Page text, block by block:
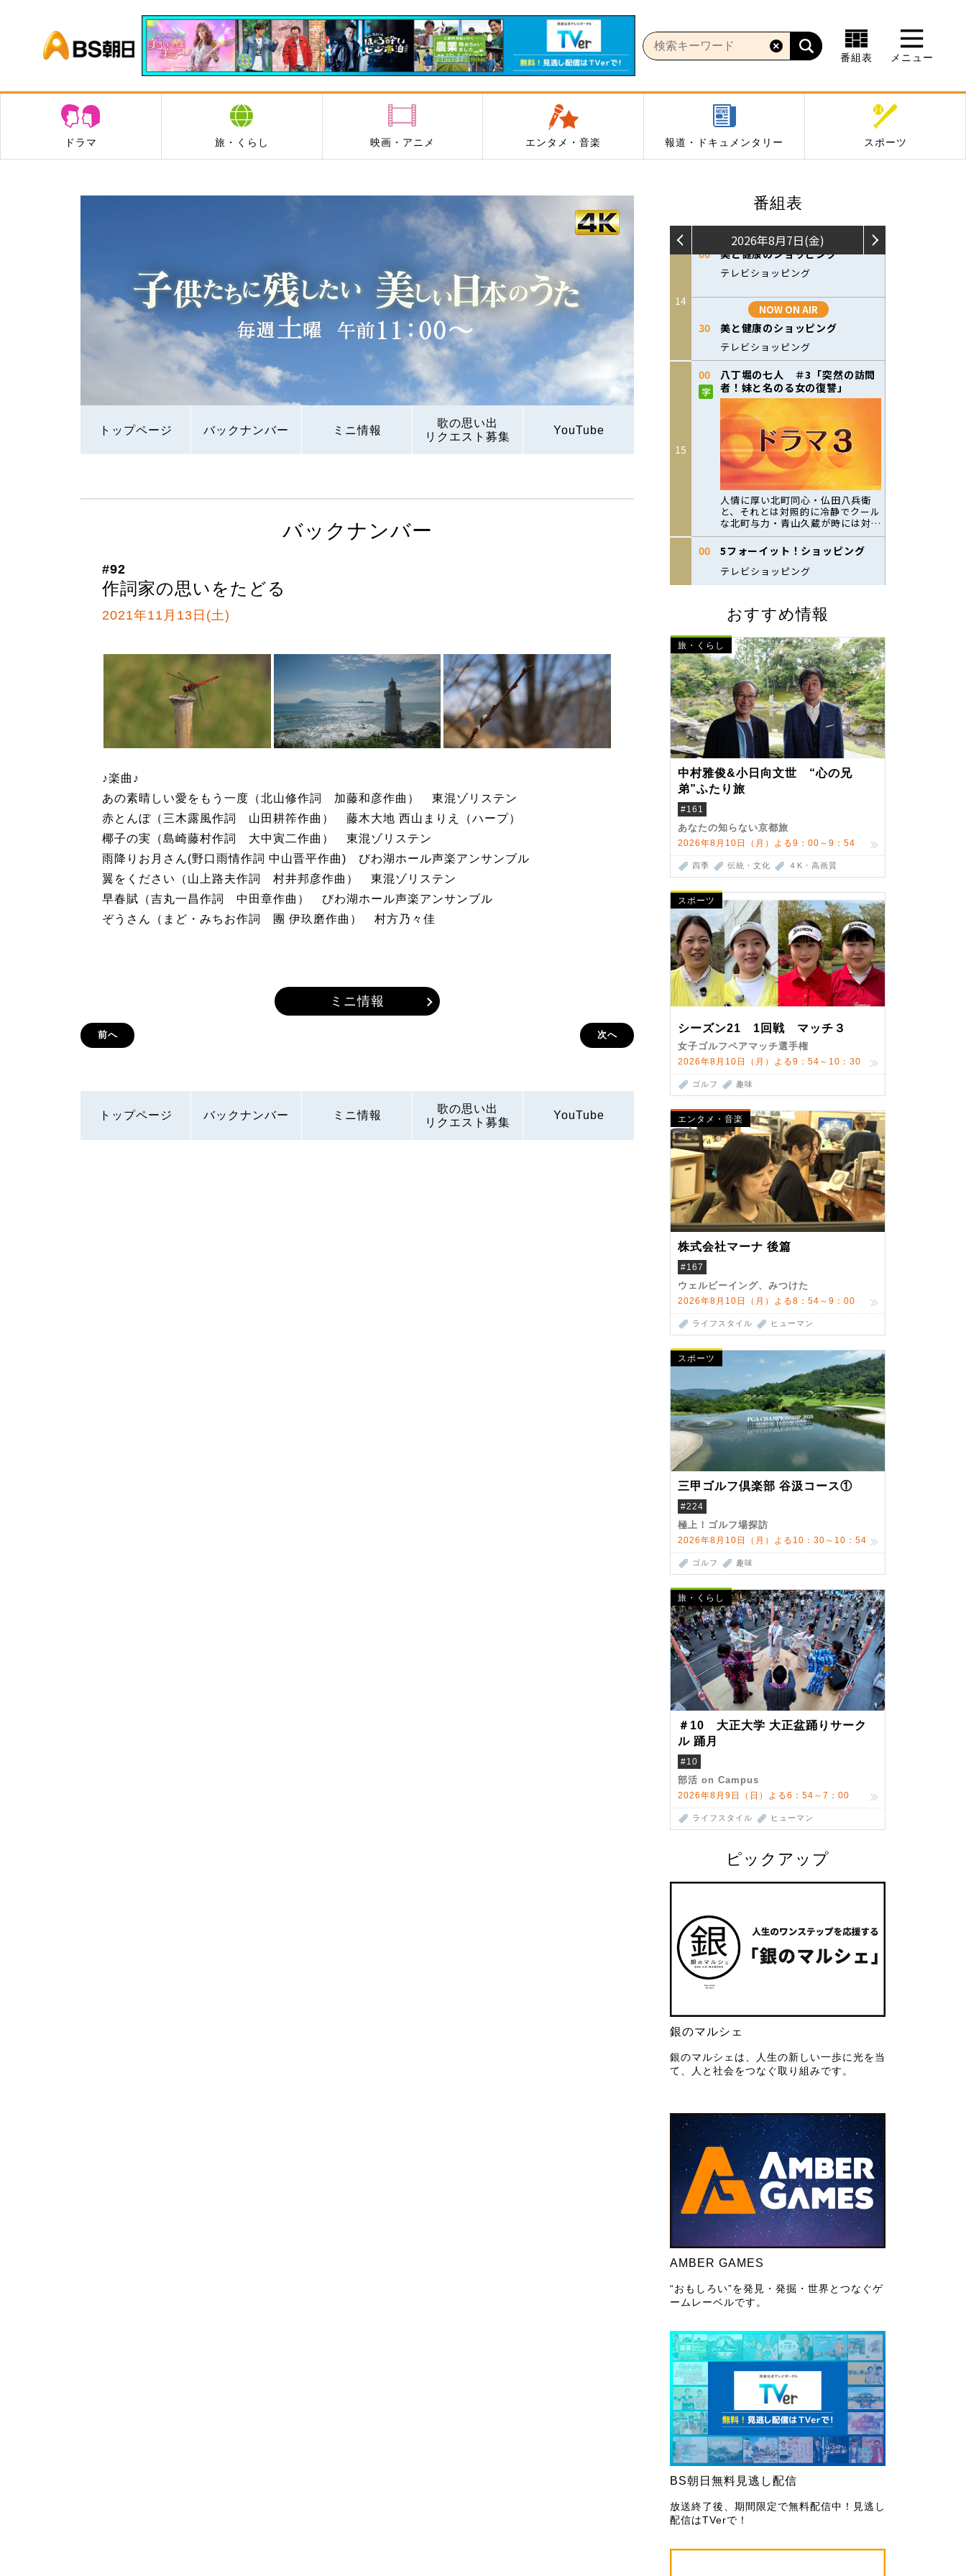
BS朝日
番組表 メニュー
ドラマ 旅・くらし 映画・アニメ エンタメ・音楽 報道・ドキュメンタリー スポーツ
トップページ バックナンバー ミニ情報
歌の思い出
リクエスト募集
YouTube
番組表
おすすめ情報
旅・くらし
中村雅俊&小日向文世 “心の兄
弟”ふたり旅
#161
あなたの知らない京都旅
2026年8月10日（月）よる9：00～9：54
四季 伝統・文化 ４K・高画質
スポーツ
シーズン21 1回戦 マッチ３
女子ゴルフペアマッチ選手権
2026年8月10日（月）よる9：54～10：30
ゴルフ 趣味
エンタメ・音楽
株式会社マーナ 後篇
#167
ウェルビーイング、みつけた
2026年8月10日（月）よる8：54～9：00
ライフスタイル ヒューマン
スポーツ
三甲ゴルフ倶楽部 谷汲コース①
#224
極上！ゴルフ場探訪
2026年8月10日（月）よる10：30～10：54
ゴルフ 趣味
旅・くらし
＃10 大正大学 大正盆踊りサーク
ル 踊月
#10
部活 on Campus
2026年8月9日（日）よる6：54～7：00
ライフスタイル ヒューマン
ピックアップ
銀のマルシェ
銀のマルシェは、人生の新しい一歩に光を当
て、人と社会をつなぐ取り組みです。
AMBER GAMES
“おもしろい”を発見・発掘・世界とつなぐゲ
ームレーベルです。
BS朝日無料見逃し配信
放送終了後、期間限定で無料配信中！見逃し
配信はTVerで！
バックナンバー
#92
作詞家の思いをたどる
2021年11月13日(土)
♪楽曲♪
あの素晴しい愛をもう一度（北山修作詞 加藤和彦作曲） 東混ゾリステン
赤とんぼ（三木露風作詞 山田耕筰作曲） 藤木大地 西山まりえ（ハープ）
椰子の実（島崎藤村作詞 大中寅二作曲） 東混ゾリステン
雨降りお月さん(野口雨情作詞 中山晋平作曲) びわ湖ホール声楽アンサンブル
翼をください（山上路夫作詞 村井邦彦作曲） 東混ゾリステン
早春賦（吉丸一昌作詞 中田章作曲） びわ湖ホール声楽アンサンブル
ぞうさん（まど・みちお作詞 團 伊玖磨作曲） 村方乃々佳
ミニ情報
前へ 次へ
トップページ バックナンバー ミニ情報
歌の思い出
リクエスト募集
YouTube